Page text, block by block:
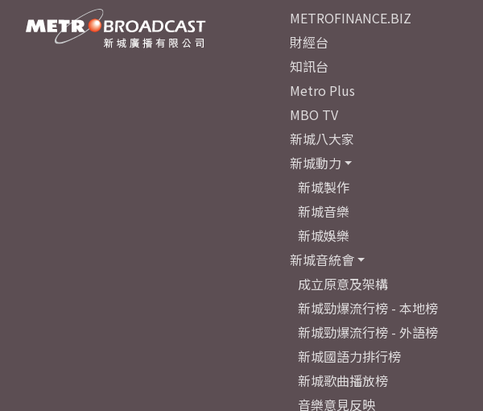
METROFINANCE.BIZ
財經台
知訊台
Metro Plus
MBO TV
新城八大家
新城動力
新城製作
新城音樂
新城娛樂
新城音統會
成立原意及架構
新城勁爆流行榜 - 本地榜
新城勁爆流行榜 - 外語榜
新城國語力排行榜
新城歌曲播放榜
音樂意見反映